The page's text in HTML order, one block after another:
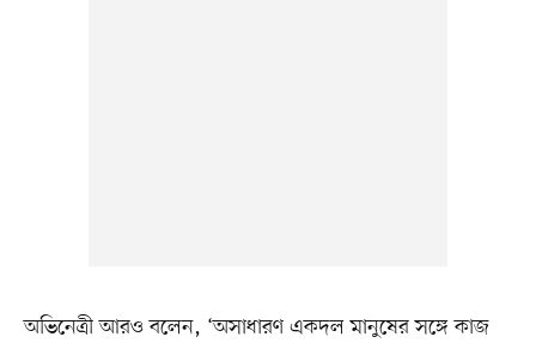
অভিনেত্রী আরও বলেন, ‘অসাধারণ একদল মানুষের সঙ্গে কাজ